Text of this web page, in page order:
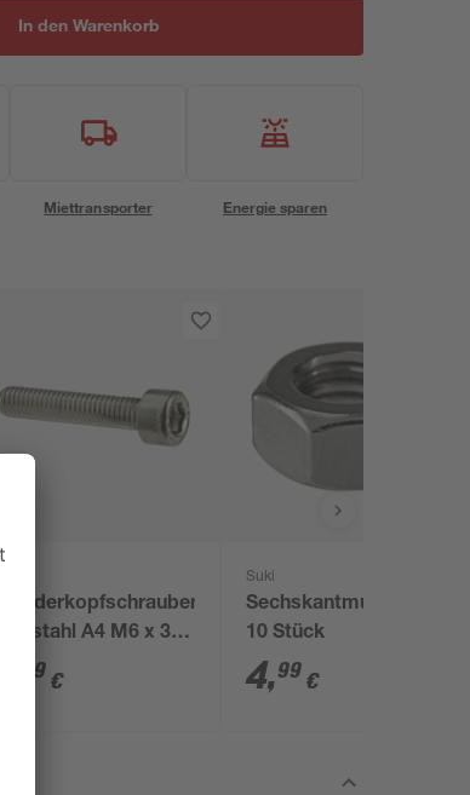
In den Warenkorb
Miettransporter Energie sparen
Zylinderkopfschrauben
Edelstahl A4 M6 x 30
mm 4 Stück
89 €
Suki
Sechskantmuttern M6
10 Stück
4,99 €